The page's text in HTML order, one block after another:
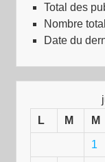
Total des
Nombre
Date du
L
M M
1